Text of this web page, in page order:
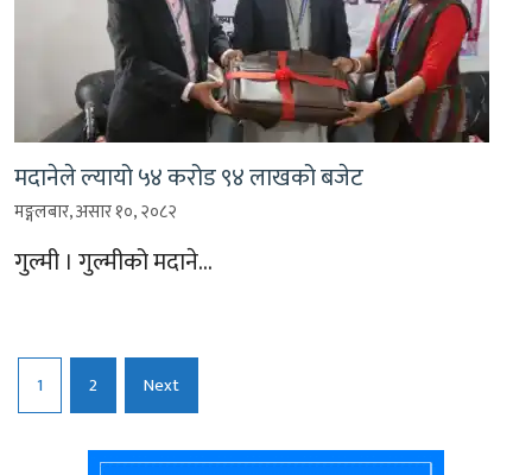
मदानेले ल्यायो ५४ करोड ९४ लाखको बजेट
मङ्गलबार, असार १०, २०८२
गुल्मी । गुल्मीको मदाने…
Posts
pagination
1 2 Next